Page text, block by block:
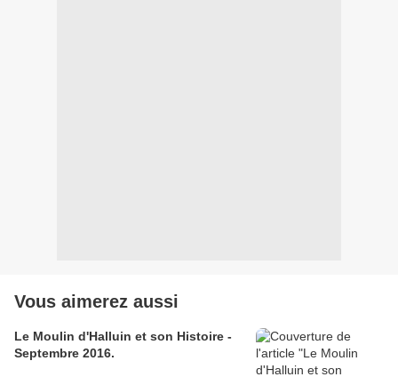
Vous aimerez aussi
Le Moulin d'Halluin et son Histoire -
Septembre 2016.